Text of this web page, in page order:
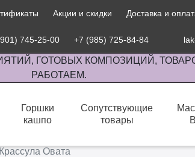
Акции и скидки Доставка и
745-25-00 +7 (985) 725-84-84
ГОТОВЫХ КОМПОЗИЦИЙ,
РАБОТАЕМ.
Горшки
кашпо
Сопутствующие
товары
Крассула Овата